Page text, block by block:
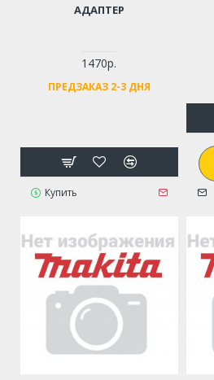
АДАПТЕР
1470р.
ПРЕДЗАКАЗ 2-3 ДНЯ
Купить